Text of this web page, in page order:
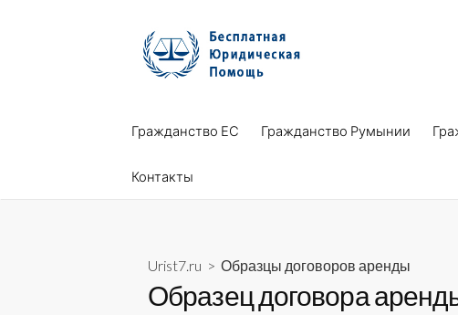
Гражданство ЕС Гражданство Румынии
Контакты
Urist7.ru > Образцы договоров аренды
Образец договора